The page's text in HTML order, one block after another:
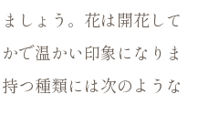
しょう。花は開花して
で温かい印象になりま
つ種類には次のような